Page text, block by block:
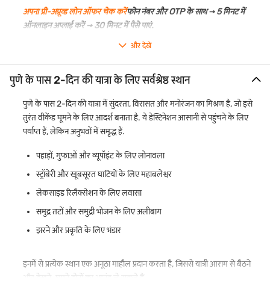
अपना प्री-अप्रूव्ड लोन ऑफर चेक करेंफोन नंबर और OTP के साथ → 5 मिनट में
ऑनलाइन अप्लाई करें → 30 मिनट में पैसे पाएं.
और देखें
पुणे के पास 2-दिन की यात्रा के लिए सर्वश्रेष्ठ स्थान
पुणे के पास 2-दिन की यात्रा में सुंदरता, विरासत और मनोरंजन का मिश्रण है, जो इसे
तुरंत वीकेंड घूमने के लिए आदर्श बनाता है. ये डेस्टिनेशन आसानी से पहुंचने के लिए
पर्याप्त हैं, लेकिन अनुभवों में समृद्ध हैं.
पहाड़ों, गुफाओं और व्यूपॉइंट के लिए लोनावला
स्ट्रॉबेरी और खूबसूरत घाटियों के लिए महाबलेश्वर
लेकसाइड रिलैक्सेशन के लिए लवासा
समुद्र तटों और समुद्री भोजन के लिए अलीबाग
झरने और प्रकृति के लिए भंडार
इनमें से प्रत्येक स्थान एक अनूठा माहौल प्रदान करता है, जिससे यात्री आराम से बैठने
और देखने-घूमने दोनों का आनंद ले सकते हैं.